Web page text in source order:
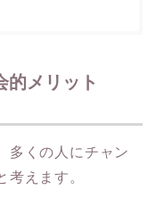
的メリット
多くの人にチャン
考えます。